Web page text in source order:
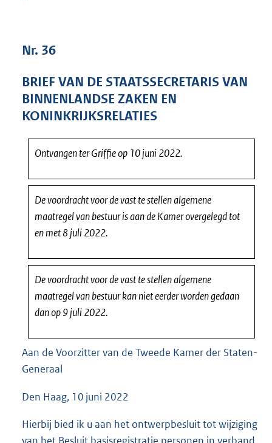
Nr. 36
BRIEF VAN DE STAATSSECRETARIS VAN
BINNENLANDSE ZAKEN EN
KONINKRIJKSRELATIES
Ontvangen ter Griffie op 10 juni 2022.
De voordracht voor de vast te stellen algemene
maatregel van bestuur is aan de Kamer overgelegd tot
en met 8 juli 2022.
De voordracht voor de vast te stellen algemene
maatregel van bestuur kan niet eerder worden gedaan
dan op 9 juli 2022.
Aan de Voorzitter van de Tweede Kamer der Staten-
Generaal
Den Haag, 10 juni 2022
Hierbij bied ik u aan het ontwerpbesluit tot wijziging
van het Besluit basisregistratie personen in verband